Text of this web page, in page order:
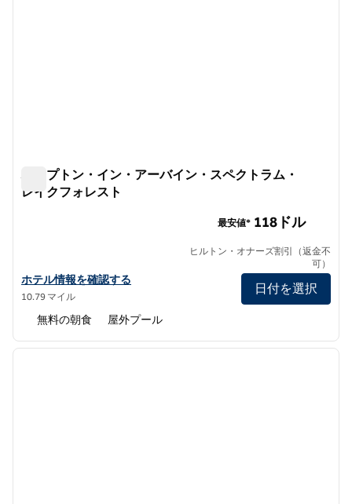
ハンプトン・イン・アーバイン・スペクトラム・
レイクフォレスト
ハンプトン・イン・アーバイン・スペクトラム・レイクフォレス
ホテル情報を確認する
10.79 マイル
最安値* 118ドル
ヒルトン・オナーズ割引（返金不
可）
日付を選択
無料の朝食 屋外プール
1/12
次の